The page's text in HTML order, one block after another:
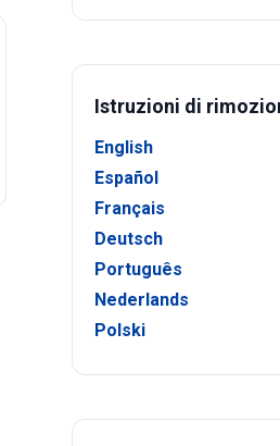
Istruzioni di
English
Español
Français
Deutsch
Português
Nederlands
Polski